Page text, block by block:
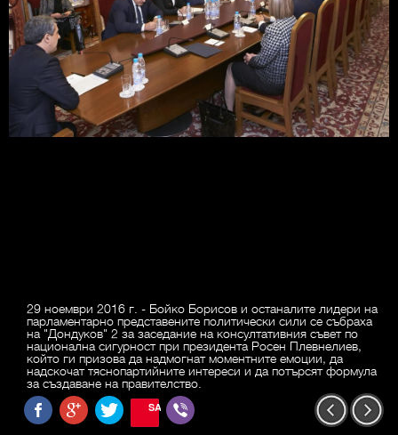
29 ноември 2016 г. - Бойко Борисов и останалите лидери на
парламентарно представените политически сили се събраха
на "Дондуков" 2 за заседание на консултативния съвет по
национална сигурност при президента Росен Плевнелиев,
който ги призова да надмогнат моментните емоции, да
надскочат тяснопартийните интереси и да потърсят формула
за създаване на правителство.
SAVE